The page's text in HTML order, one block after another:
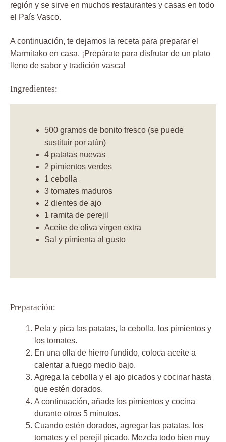
región y se sirve en muchos restaurantes y casas en todo
el País Vasco.
A continuación, te dejamos la receta para preparar el
Marmitako en casa. ¡Prepárate para disfrutar de un plato
lleno de sabor y tradición vasca!
Ingredientes:
500 gramos de bonito fresco (se puede
sustituir por atún)
4 patatas nuevas
2 pimientos verdes
1 cebolla
3 tomates maduros
2 dientes de ajo
1 ramita de perejil
Aceite de oliva virgen extra
Sal y pimienta al gusto
Preparación:
Pela y pica las patatas, la cebolla, los pimientos y
los tomates.
En una olla de hierro fundido, coloca aceite a
calentar a fuego medio bajo.
Agrega la cebolla y el ajo picados y cocinar hasta
que estén dorados.
A continuación, añade los pimientos y cocina
durante otros 5 minutos.
Cuando estén dorados, agregar las patatas, los
tomates y el perejil picado. Mezcla todo bien muy